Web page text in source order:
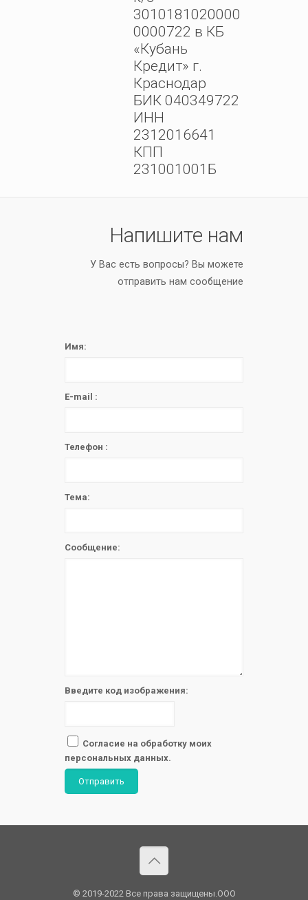
3010181020000
0000722 в КБ
«Кубань
Кредит» г.
Краснодар
БИК 040349722
ИНН
2312016641
КПП
231001001Б
Напишите нам
У Вас есть вопросы? Вы можете
отправить нам сообщение
Имя:
E-mail :
Телефон :
Тема:
Сообщение:
Введите код изображения:
Согласие на обработку моих
персональных данных.
Отправить
© 2019-2022 Все права защищены.OOO